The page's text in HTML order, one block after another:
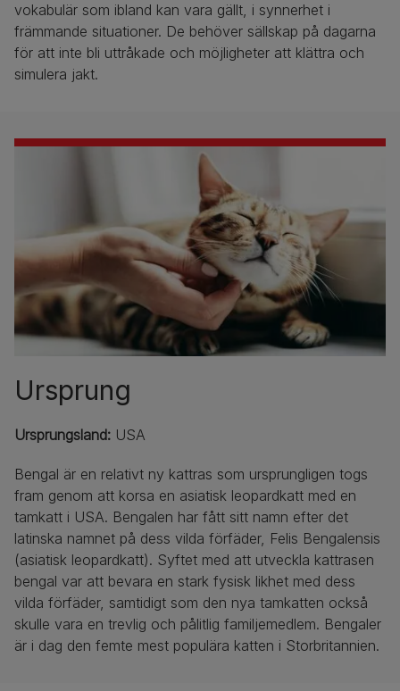
vokabulär som ibland kan vara gällt, i synnerhet i
främmande situationer. De behöver sällskap på dagarna
för att inte bli uttråkade och möjligheter att klättra och
simulera jakt.
Ursprung
Ursprungsland: USA
Bengal är en relativt ny kattras som ursprungligen togs
fram genom att korsa en asiatisk leopardkatt med en
tamkatt i USA. Bengalen har fått sitt namn efter det
latinska namnet på dess vilda förfäder, Felis Bengalensis
(asiatisk leopardkatt). Syftet med att utveckla kattrasen
bengal var att bevara en stark fysisk likhet med dess
vilda förfäder, samtidigt som den nya tamkatten också
skulle vara en trevlig och pålitlig familjemedlem. Bengaler
är i dag den femte mest populära katten i Storbritannien.